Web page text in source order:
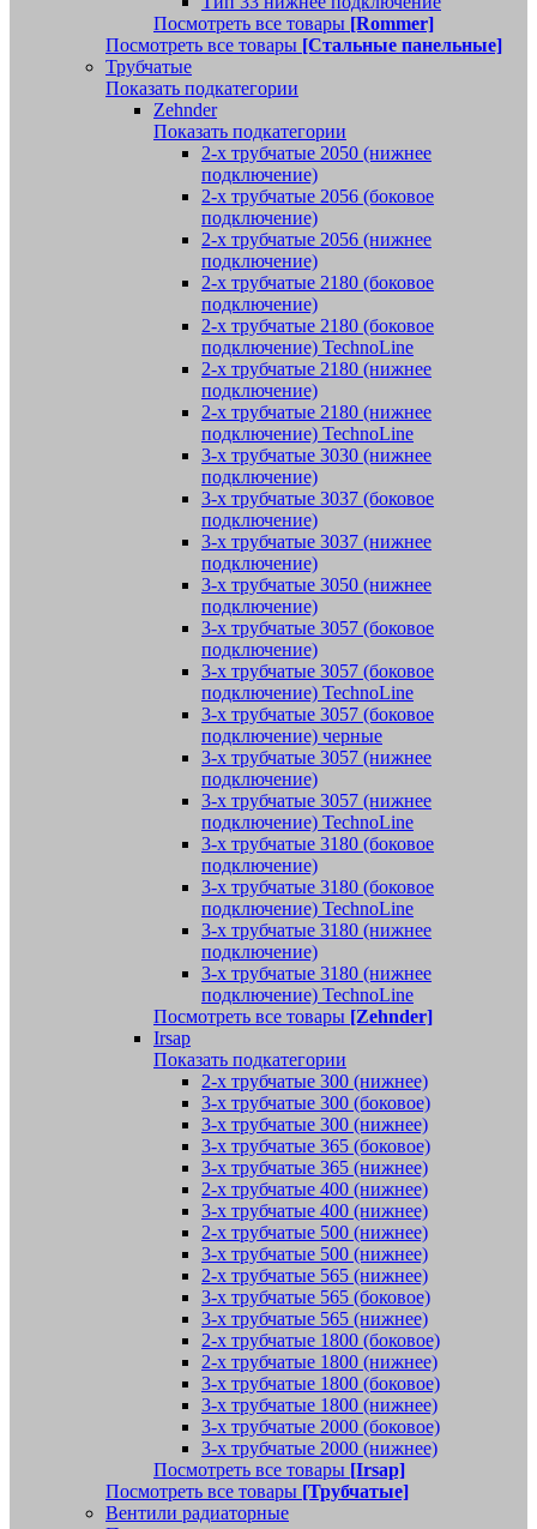
Посмотреть все товары [Rommer]
Посмотреть все товары [Стальные панельные]
Трубчатые
Показать подкатегории
Zehnder
Показать подкатегории
2-х трубчатые 2050 (нижнее
подключение)
2-х трубчатые 2056 (боковое
подключение)
2-х трубчатые 2056 (нижнее
подключение)
2-х трубчатые 2180 (боковое
подключение)
2-х трубчатые 2180 (боковое
подключение) TechnoLine
2-х трубчатые 2180 (нижнее
подключение)
2-х трубчатые 2180 (нижнее
подключение) TechnoLine
3-х трубчатые 3030 (нижнее
подключение)
3-х трубчатые 3037 (боковое
подключение)
3-х трубчатые 3037 (нижнее
подключение)
3-х трубчатые 3050 (нижнее
подключение)
3-х трубчатые 3057 (боковое
подключение)
3-х трубчатые 3057 (боковое
подключение) TechnoLine
3-х трубчатые 3057 (боковое
подключение) черные
3-х трубчатые 3057 (нижнее
подключение)
3-х трубчатые 3057 (нижнее
подключение) TechnoLine
3-х трубчатые 3180 (боковое
подключение)
3-х трубчатые 3180 (боковое
подключение) TechnoLine
3-х трубчатые 3180 (нижнее
подключение)
3-х трубчатые 3180 (нижнее
подключение) TechnoLine
Посмотреть все товары [Zehnder]
Irsap
Показать подкатегории
2-х трубчатые 300 (нижнее)
3-х трубчатые 300 (боковое)
3-х трубчатые 300 (нижнее)
3-х трубчатые 365 (боковое)
3-х трубчатые 365 (нижнее)
2-х трубчатые 400 (нижнее)
3-х трубчатые 400 (нижнее)
2-х трубчатые 500 (нижнее)
3-х трубчатые 500 (нижнее)
2-х трубчатые 565 (нижнее)
3-х трубчатые 565 (боковое)
3-х трубчатые 565 (нижнее)
2-х трубчатые 1800 (боковое)
2-х трубчатые 1800 (нижнее)
3-х трубчатые 1800 (боковое)
3-х трубчатые 1800 (нижнее)
3-х трубчатые 2000 (боковое)
3-х трубчатые 2000 (нижнее)
Посмотреть все товары [Irsap]
Посмотреть все товары [Трубчатые]
Вентили радиаторные